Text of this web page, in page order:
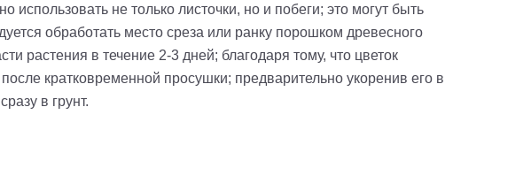
не только листочки, но и побеги; это могут быть
обработать место среза или ранку порошком древесного
растения в течение 2-3 дней; благодаря тому, что цветок
кратковременной просушки; предварительно укоренив его в
в грунт.